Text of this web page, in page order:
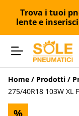
Trova i tuoi
lente e
Home / Prodotti /
275/40R18 103W XL